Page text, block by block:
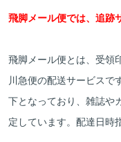
飛脚メール便では、追跡
飛脚メール便とは、受領
川急便の配送サービスで
下となっており、雑誌や
定しています。配達日時